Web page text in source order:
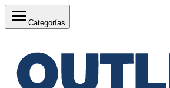
Categorías